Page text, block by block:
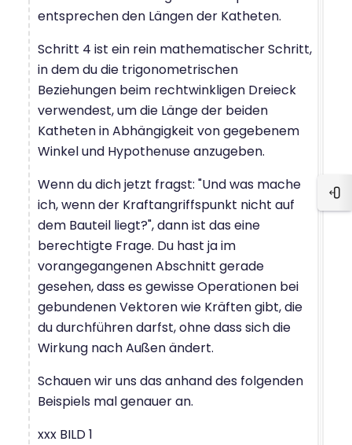
entsprechen den Längen der Katheten.
Schritt 4 ist ein rein mathematischer Schritt,
in dem du die trigonometrischen
Beziehungen beim rechtwinkligen Dreieck
verwendest, um die Länge der beiden
Katheten in Abhängigkeit von gegebenem
Winkel und Hypothenuse anzugeben.
Wenn du dich jetzt fragst: "Und was mache
ich, wenn der Kraftangriffspunkt nicht auf
dem Bauteil liegt?", dann ist das eine
berechtigte Frage. Du hast ja im
vorangegangenen Abschnitt gerade
gesehen, dass es gewisse Operationen bei
gebundenen Vektoren wie Kräften gibt, die
du durchführen darfst, ohne dass sich die
Wirkung nach Außen ändert.
Schauen wir uns das anhand des folgenden
Beispiels mal genauer an.
xxx BILD 1